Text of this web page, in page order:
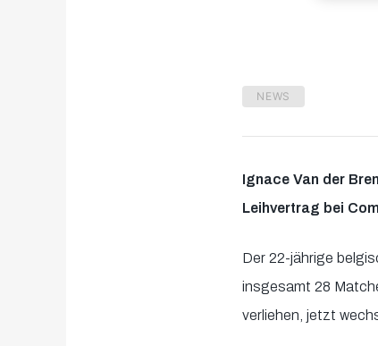
NEWS
Ignace Van der
Leihvertrag bei
Der 22-jährige
insgesamt 28
verliehen, jetzt